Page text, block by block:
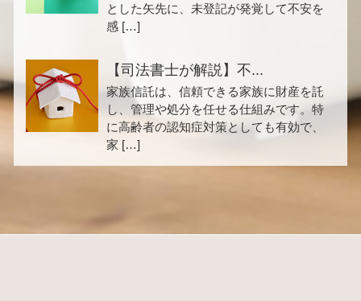
とした矢先に、未登記が発覚して不安を
感 […]
【司法書士が解説】不...
家族信託は、信頼できる家族に財産を託
し、管理や処分を任せる仕組みです。特
に高齢者の認知症対策としても有効で、
家 […]